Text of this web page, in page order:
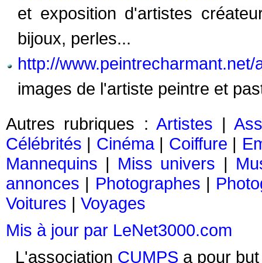
et exposition d'artistes
bijoux, perles...
http://www.peintrecharmant.net/
images de l'artiste peintre et
Autres rubriques : Artistes |
Célébrités | Cinéma| Coiffure |
Mannequins | Miss univers |
annonces | Photographes |
Voitures | Voyages
Mis à jour par LeNet3000.com
L'association CUMPS a pour